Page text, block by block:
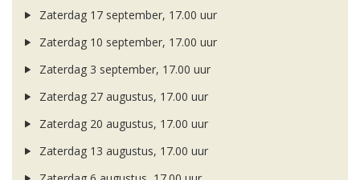
Zaterdag 17 september, 17.00 uur
Zaterdag 10 september, 17.00 uur
Zaterdag 3 september, 17.00 uur
Zaterdag 27 augustus, 17.00 uur
Zaterdag 20 augustus, 17.00 uur
Zaterdag 13 augustus, 17.00 uur